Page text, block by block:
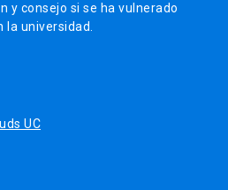
y consejo si se ha vulnerado
la universidad.
UC